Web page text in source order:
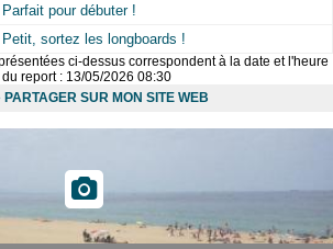
Parfait pour débuter !
Petit, sortez les longboards !
ci-dessus correspondent à la date et l'heure
du report : 13/05/2026 08:30
PARTAGER SUR MON SITE WEB